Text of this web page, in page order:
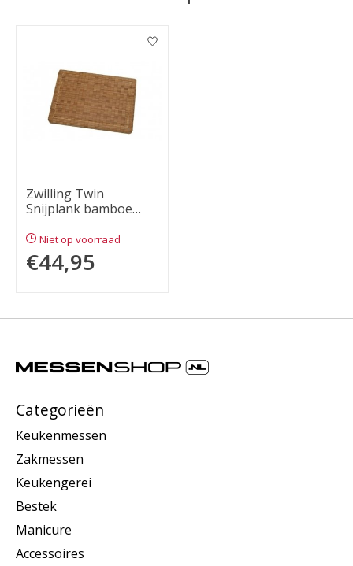
Items van productcarrousel
Zwilling Twin
Snijplank bamboe
Niet op voorraad
€44,95
Categorieën
Keukenmessen
Zakmessen
Keukengerei
Bestek
Manicure
Accessoires